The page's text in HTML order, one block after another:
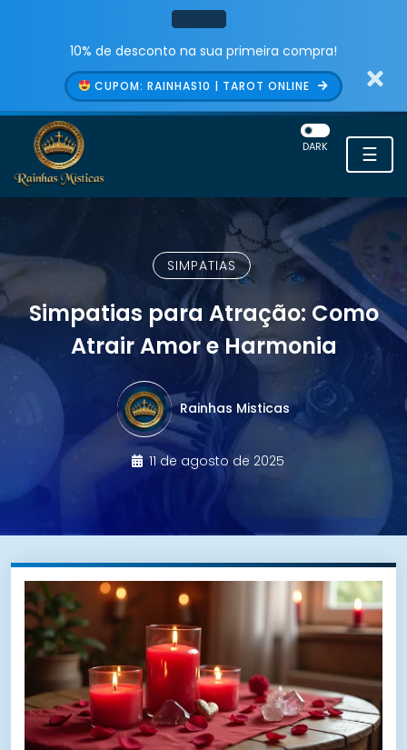
10% de desconto na sua primeira compra!
CUPOM: RAINHAS10 | TAROT ONLINE
☰
DARK
SIMPATIAS
Simpatias para Atração: Como
Atrair Amor e Harmonia
Rainhas Misticas
11 de agosto de 2025